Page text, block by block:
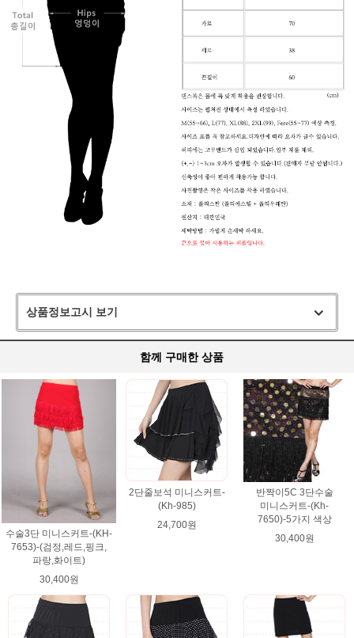
상품정보고시 보기
함께 구매한 상품
수술3단 미니스커트-(KH-
7653)-(검정,레드,핑크,
파랑,화이트)
30,400원
2단줄보석 미니스커트-
(Kh-985)
24,700원
반짝이5C 3단수술
미니스커트-(Kh-
7650)-5가지 색상
30,400원